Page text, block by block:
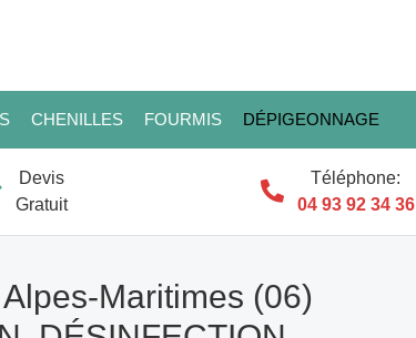
CHENILLES FOURMIS DÉPIGEONNAGE
Devis
Gratuit
Téléphone:
04 93 92 34 36
Maritimes (06)